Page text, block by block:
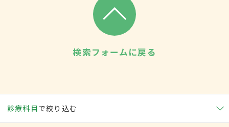
検索フォームに戻る
診療科目で絞り込む